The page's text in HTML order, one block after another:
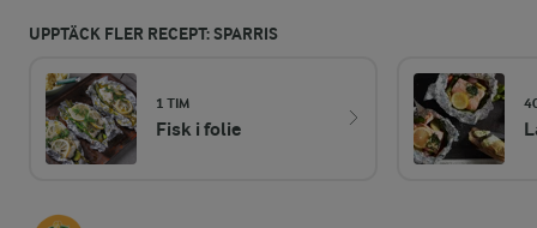
UPPTÄCK FLER RECEPT: SPARRIS
1 TIM
Fisk i folie